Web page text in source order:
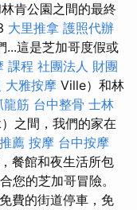
肯公園之間的最終
大里推拿 護照代辦
...這是芝加哥度假或
課程 社團法人 財團
大雅按摩 Ville）和林
龍筋 台中整骨 士林
之間，我們的家在
薦 按摩 台中按摩
餐館和夜生活所包
您的芝加哥冒險。
免費的街道停車，免